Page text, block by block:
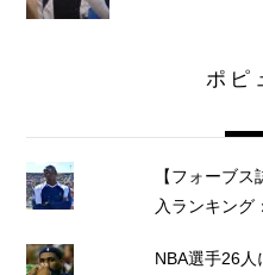
ポピ
【フォーブ
入ランキング
NBA選手26人